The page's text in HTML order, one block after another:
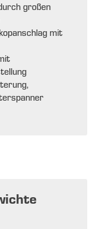
großen
mit